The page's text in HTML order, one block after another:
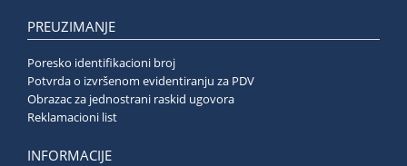
PREUZIMANJE
Poresko identifikacioni broj
Potvrda o izvršenom evidentiranju za PDV
Obrazac za jednostrani raskid ugovora
Reklamacioni list
INFORMACIJE